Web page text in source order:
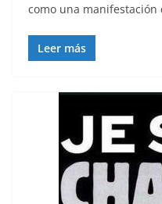
como una manifestación
Leer más